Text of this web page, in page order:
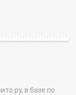
в базе по